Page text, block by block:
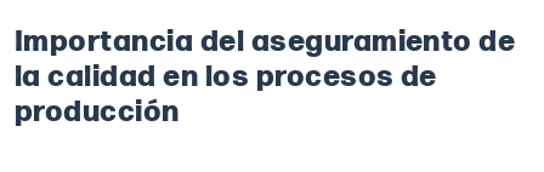
Importancia del aseguramiento de
la calidad en los procesos de
producción